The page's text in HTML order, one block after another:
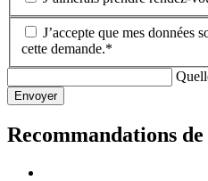
J’accepte que mes données
cette demande.*
Envoyer
Recommandations